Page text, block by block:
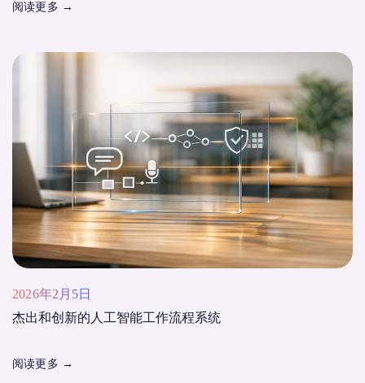
阅读更多 →
2026年2月5日
杰出和创新的人工智能工作流程系统
阅读更多 →